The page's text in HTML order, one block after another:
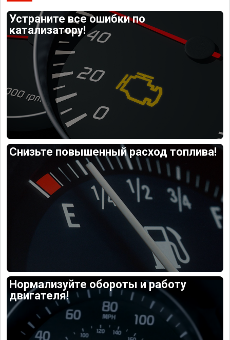
Устраните все ошибки по
катализатору!
Снизьте повышенный расход топлива!
Нормализуйте обороты и работу
двигателя!